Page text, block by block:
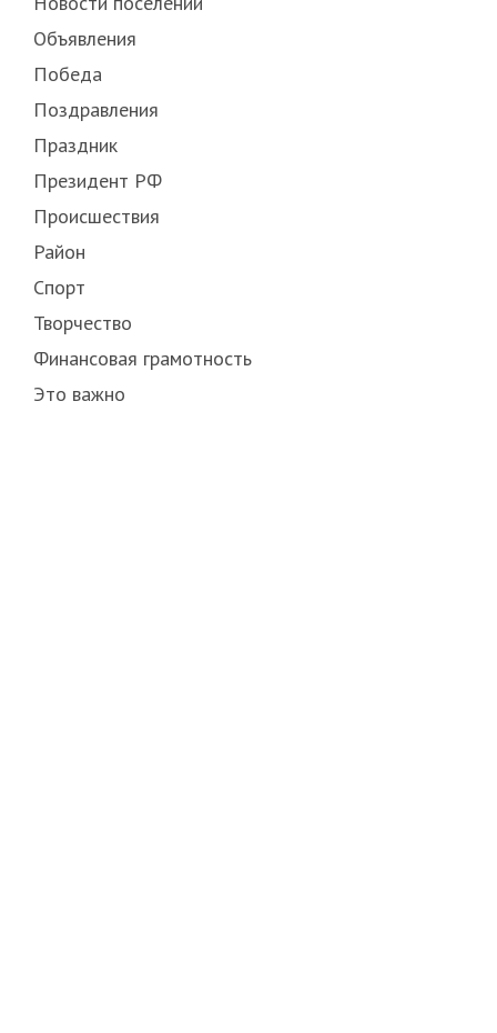
Объявления
Победа
Поздравления
Праздник
Президент РФ
Происшествия
Район
Спорт
Творчество
Финансовая грамотность
Это важно